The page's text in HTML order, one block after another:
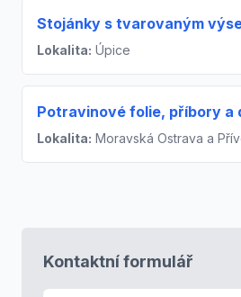
Stojánky s tvarovaným
Lokalita: Úpice
Potravinové folie, příbory a
Lokalita: Moravská Ostrava a
Kontaktní formulář